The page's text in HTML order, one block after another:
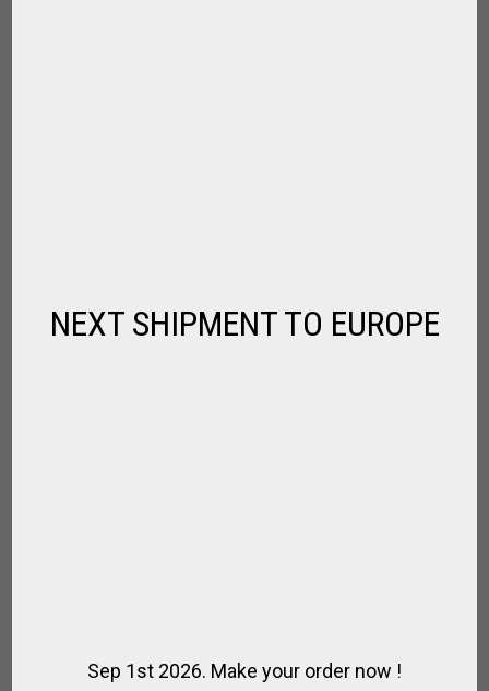
NEXT SHIPMENT TO EUROPE
Sep 1st 2026. Make your order now !